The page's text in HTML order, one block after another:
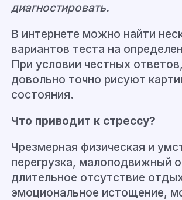
диагностировать.
В интернете можно найти
вариантов теста на
При условии честных
довольно точно рисуют
состояния.
Что приводит к стрессу?
Чрезмерная физическая и
перегрузка, малоподвижный
длительное отсутствие
эмоциональное истощение,